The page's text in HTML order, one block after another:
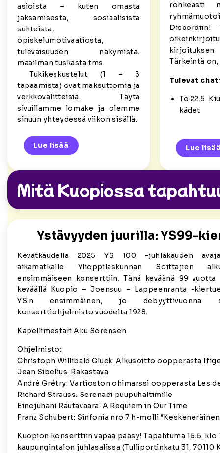
asioista – kuten omasta
jaksamisesta, sosiaalisista
suhteista,
opiskelumotivaatiosta,
tulevaisuuden näkymistä,
maailman tuskasta tms.
Tukikeskustelut (1 – 3
tapaamista) ovat maksuttomia ja
verkkovälitteisiä. Täytä
sivuillamme lomake ja olemme
sinuun yhteydessä viikon sisällä.
Lue lisää
rohkeasti
Tärkeintä
Tulevat
To 22.5.
kädet
Lue
Mitä Kuopiossa
Ystävyyden juurilla: YS99-
Kevätkaudella 2025 YS 100 -juhlakauden
aikamatkalle Ylioppilaskunnan Soittajien
ensimmäiseen konserttiin. Tänä keväänä 99
keväällä Kuopio – Joensuu – Lappeenranta -
YS:n ensimmäinen, jo debyyttivuonna
konserttiohjelmisto vuodelta 1928.
Kapellimestari Aku Sorensen.
Ohjelmisto:
Christoph Willibald Gluck: Alkusoitto oopperasta
Jean Sibelius: Rakastava
André Grétry: Vartioston ohimarssi oopperasta Les
Richard Strauss: Serenadi puupuhaltimille
Einojuhani Rautavaara: A Requiem in Our Time
Franz Schubert: Sinfonia nro 7 h-molli
Kuopion konserttiin vapaa pääsy! Tapahtuma 15.5. klo
kaupungintalon juhlasalissa (Tulliportinkatu 31, 70110